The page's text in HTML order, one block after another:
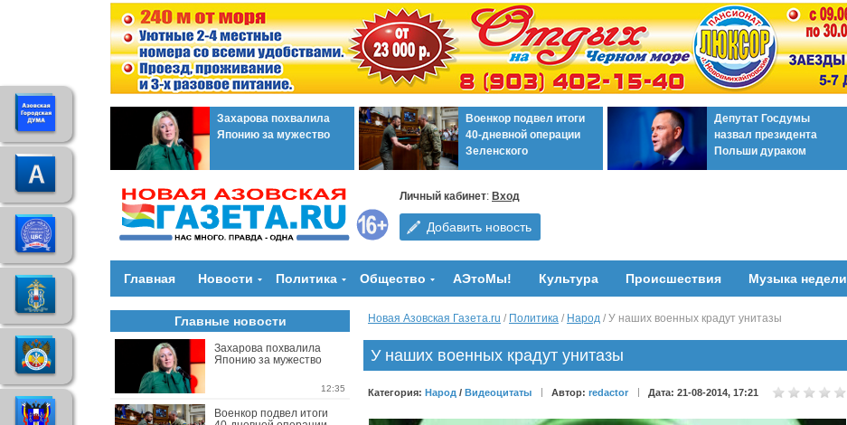
Захарова похвалила
Японию за мужество
Военкор подвел итоги
40-дневной операции
Зеленского
Депутат Госдумы
назвал президента
Польши дураком
Личный кабинет: Вход
Добавить новость
Главная Новости Политика Общество АЭтоМы! Культура Происшествия Музыка недели
Новая Азовская Газета.ru / Политика / Народ / У наших военных крадут унитазы
У наших военных крадут унитазы
Категория: Народ / Видеоцитаты Автор: redactor Дата: 21-08-2014, 17:21
Главные новости
Захарова похвалила
Японию за мужество
12:35
Военкор подвел итоги